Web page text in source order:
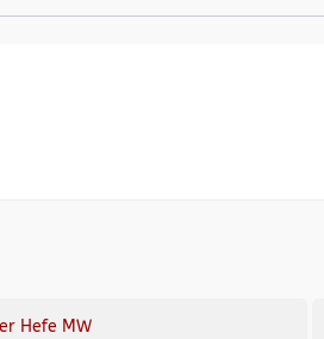
Hefe MW